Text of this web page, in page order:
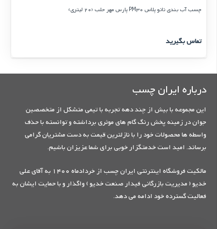
چسب آب بندی نانو پلاس PM30 پارس مهر حلب (20 لیتری)
تماس بگیرید
درباره ایران چسب
این مجموعه با بیش از چند دهه تجربه با تیمی متشکل از متخصصین
جوان در زمینه پخش رنگ گام های موثری برداشته و توانسته با حذف
واسطه ها محصولات خود را با نازلترین قیمت به دست مشتریان گرامی
برساند. امید است خدمتگزار خوبی برای شما عزیزان باشیم.
مالکیت فروشگاه اینترنتی ایران چسب از خردادماه 1400 به آقای علی
خدیو ( مدیریت بازرگانی فیدار صنعت خدیو ) واگذار و با حمایت ایشان به
فعالیت گسترده خود ادامه می دهد.